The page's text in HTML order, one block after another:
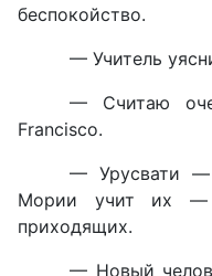
беспокойство.
— Учитель
— Считаю
Francisco.
— Урусвати
Мории учит их —
приходящих.
— Новый